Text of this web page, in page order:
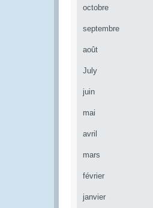
octobre
septembre
août
July
juin
mai
avril
mars
février
janvier